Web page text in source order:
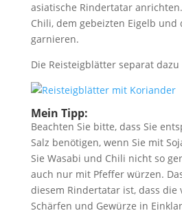
asiatische Rindertatar
Chili, dem gebeizten Eigelb und
garnieren.
Die Reisteigblätter separat
Mein Tipp:
Beachten Sie bitte, dass Sie
Salz benötigen, wenn Sie mit
Sie Wasabi und Chili nicht so
auch nur mit Pfeffer würzen.
diesem Rindertatar ist, dass die
Schärfen und Gewürze in